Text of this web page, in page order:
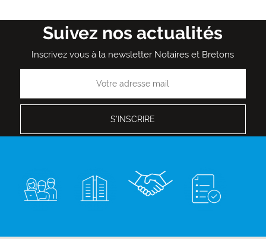
Suivez nos actualités
Inscrivez vous à la newsletter Notaires et Bretons